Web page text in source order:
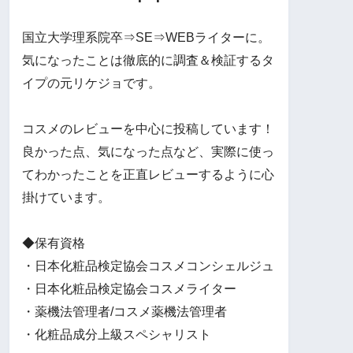
国立大学理系院卒⇒SE⇒WEBライターに。
気になったことは徹底的に調査＆検証するタ
イプの元リケジョです。
コスメのレビューを中心に投稿しています！
良かった点、気になった点など、実際に使っ
てわかったことを正直レビューするように心
掛けています。
◆保有資格
・日本化粧品検定協会コスメコンシェルジュ
・日本化粧品検定協会コスメライター
・薬機法管理者/コスメ薬機法管理者
・化粧品成分上級スペシャリスト